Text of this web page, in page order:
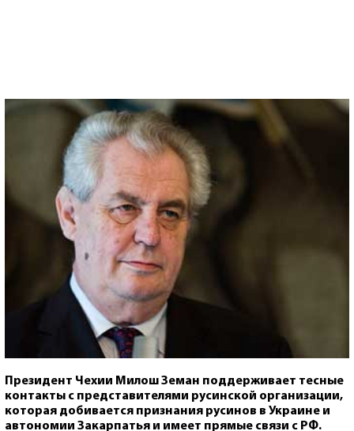
Президент Чехии Милош Земан поддерживает тесные
контакты с представителями русинской организации,
которая добивается признания русинов в Украине и
автономии Закарпатья и имеет прямые связи с РФ.